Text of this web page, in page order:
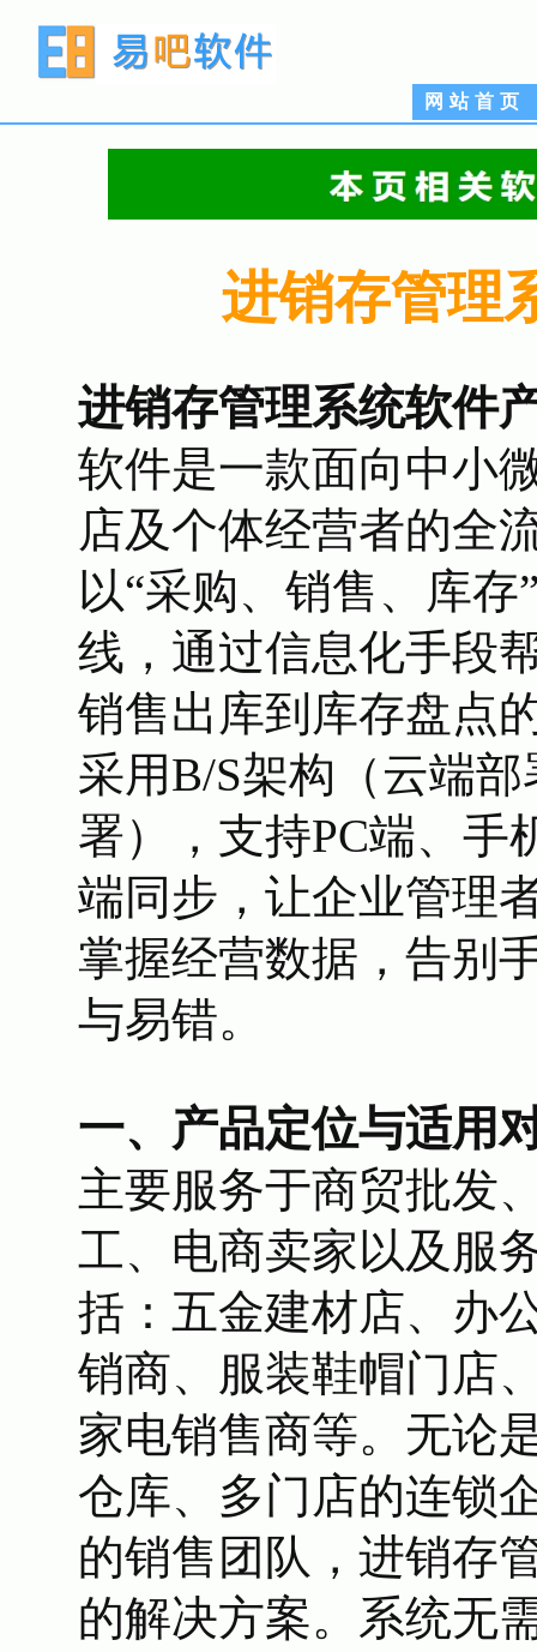
网站首页
进销存管理
进销存管理系统软件
软件是一款面向中小
店及个体经营者的全
以“采购、销售、库
线，通过信息化手段
销售出库到库存盘点
采用B/S架构（云端
署），支持PC端、手
端同步，让企业管理
掌握经营数据，告别
与易错。
一、产品定位与适用
主要服务于商贸批发
工、电商卖家以及服
括：五金建材店、办
销商、服装鞋帽门店
家电销售商等。无论
仓库、多门店的连锁
的销售团队，进销存
的解决方案。系统无